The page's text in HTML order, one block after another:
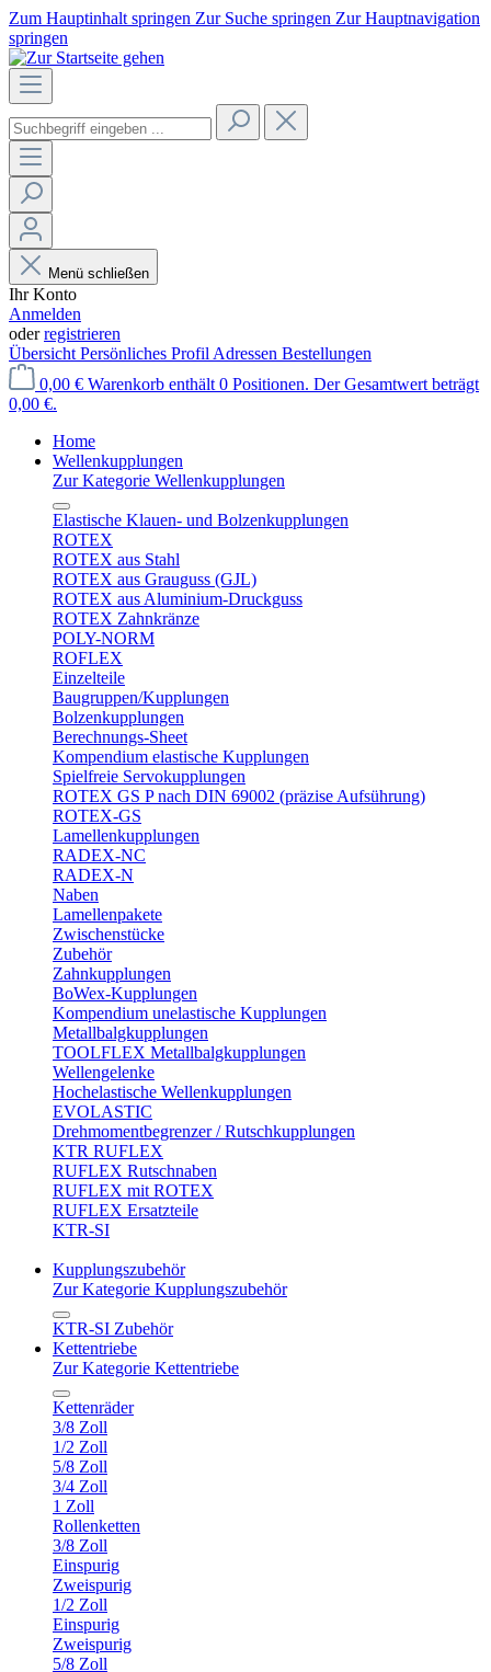
Zum Hauptinhalt springen Zur Suche springen Zur Hauptnavigation
springen
Menü schließen
Ihr Konto
Anmelden
oderregistrieren
Übersicht Persönliches Profil Adressen Bestellungen
0,00 € Warenkorb enthält 0 Positionen. Der Gesamtwert beträgt
0,00 €.
Home
Wellenkupplungen
Zur Kategorie Wellenkupplungen
Elastische Klauen- und Bolzenkupplungen
ROTEX
ROTEX aus Stahl
ROTEX aus Grauguss (GJL)
ROTEX aus Aluminium-Druckguss
ROTEX Zahnkränze
POLY-NORM
ROFLEX
Einzelteile
Baugruppen/Kupplungen
Bolzenkupplungen
Berechnungs-Sheet
Kompendium elastische Kupplungen
Spielfreie Servokupplungen
ROTEX GS P nach DIN 69002 (präzise Aufsührung)
ROTEX-GS
Lamellenkupplungen
RADEX-NC
RADEX-N
Naben
Lamellenpakete
Zwischenstücke
Zubehör
Zahnkupplungen
BoWex-Kupplungen
Kompendium unelastische Kupplungen
Metallbalgkupplungen
TOOLFLEX Metallbalgkupplungen
Wellengelenke
Hochelastische Wellenkupplungen
EVOLASTIC
Drehmomentbegrenzer / Rutschkupplungen
KTR RUFLEX
RUFLEX Rutschnaben
RUFLEX mit ROTEX
RUFLEX Ersatzteile
KTR-SI
Kupplungszubehör
Zur Kategorie Kupplungszubehör
KTR-SI Zubehör
Kettentriebe
Zur Kategorie Kettentriebe
Kettenräder
3/8 Zoll
1/2 Zoll
5/8 Zoll
3/4 Zoll
1 Zoll
Rollenketten
3/8 Zoll
Einspurig
Zweispurig
1/2 Zoll
Einspurig
Zweispurig
5/8 Zoll